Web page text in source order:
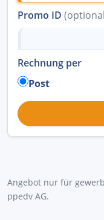
Promo ID
Rechnung per
Post
Angebot nur für
ppedv AG.